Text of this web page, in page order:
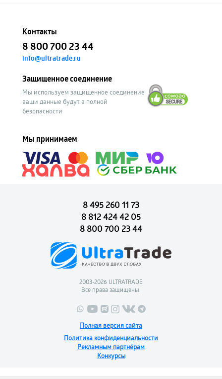
Контакты
8 800 700 23 44
info@ultratrade.ru
Защищенное соединение
Мы используем защищенное соединение
ваши данные будут в полной
безопасности
Мы принимаем
8 495 260 11 73
8 812 424 42 05
8 800 700 23 44
2003-2026 ULTRATRADE
Все права защищены.
Полная версия сайта
Политика конфиденциальности
Рекламным партнёрам
Конкурсы